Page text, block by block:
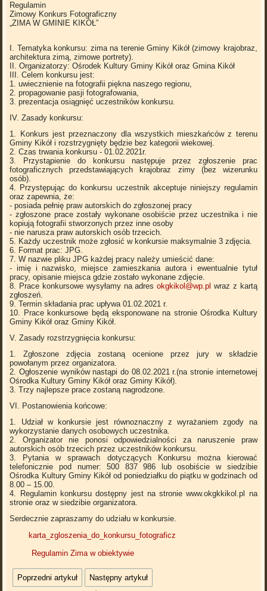
Regulamin
Zimowy Konkurs Fotograficzny
„ZIMA W GMINIE KIKÓŁ”
I. Tematyka konkursu: zima na terenie Gminy Kikół (zimowy krajobraz,
architektura zimą, zimowe portrety).
II. Organizatorzy: Ośrodek Kultury Gminy Kikół oraz Gmina Kikół
III. Celem konkursu jest:
1. uwiecznienie na fotografii piękna naszego regionu,
2. propagowanie pasji fotografowania,
3. prezentacja osiągnięć uczestników konkursu.
IV. Zasady konkursu:
1. Konkurs jest przeznaczony dla wszystkich mieszkańców z terenu
Gminy Kikół i rozstrzygnięty będzie bez kategorii wiekowej.
2. Czas trwania konkursu - 01.02.2021r.
3. Przystąpienie do konkursu następuje przez zgłoszenie prac
fotograficznych przedstawiających krajobraz zimy (bez wizerunku
osób).
4. Przystępując do konkursu uczestnik akceptuje niniejszy regulamin
oraz zapewnia, że:
- posiada pełnię praw autorskich do zgłoszonej pracy
- zgłoszone prace zostały wykonane osobiście przez uczestnika i nie
kopiują fotografii stworzonych przez inne osoby
- nie narusza praw autorskich osób trzecich.
5. Każdy uczestnik może zgłosić w konkursie maksymalnie 3 zdjęcia.
6. Format prac: JPG.
7. W nazwie pliku JPG każdej pracy należy umieścić dane:
- imię i nazwisko, miejsce zamieszkania autora i ewentualnie tytuł
pracy, opisanie miejsca gdzie zostało wykonane zdjęcie.
8. Prace konkursowe wysyłamy na adresokgkikol@wp.pl wraz z kartą
zgłoszeń.
9. Termin składania prac upływa 01.02.2021 r.
10. Prace konkursowe będą eksponowane na stronie Ośrodka Kultury
Gminy Kikół oraz Gminy Kikół.
V. Zasady rozstrzygnięcia konkursu:
1. Zgłoszone zdjęcia zostaną ocenione przez jury w składzie
powołanym przez organizatora.
2. Ogłoszenie wyników nastąpi do 08.02.2021 r.(na stronie internetowej
Ośrodka Kultury Gminy Kikół oraz Gminy Kikół).
3. Trzy najlepsze prace zostaną nagrodzone.
VI. Postanowienia końcowe:
1. Udział w konkursie jest równoznaczny z wyrażaniem zgody na
wykorzystanie danych osobowych uczestnika.
2. Organizator nie ponosi odpowiedzialności za naruszenie praw
autorskich osób trzecich przez uczestników konkursu.
3. Pytania w sprawach dotyczących Konkursu można kierować
telefonicznie pod numer: 500 837 986 lub osobiście w siedzibie
Ośrodka Kultury Gminy Kikół od poniedziałku do piątku w godzinach od
8.00 – 15.00.
4. Regulamin konkursu dostępny jest na stronie www.okgkkikol.pl na
stronie oraz w siedzibie organizatora.
Serdecznie zapraszamy do udziału w konkursie.
karta_zgloszenia_do_konkursu_fotograficz
Regulamin Zima w obiektywie
Poprzedni artykuł Następny artykuł